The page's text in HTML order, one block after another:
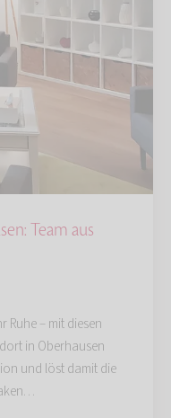
Team aus
Ruhe – mit diesen
in Oberhausen
und löst damit die